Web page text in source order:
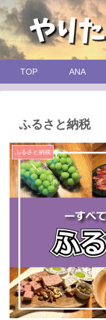
TOP ANA
ふるさと納税
ふるさと納税